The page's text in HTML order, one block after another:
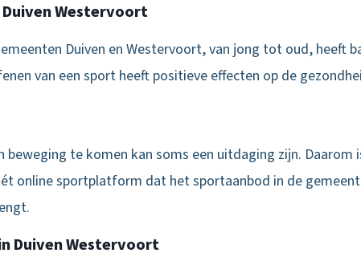
Westervoort
Duiven en Westervoort, van jong tot oud, heeft
van een sport heeft positieve effecten op de
beweging te komen kan soms een uitdaging zijn. Daarom
online sportplatform dat het sportaanbod in de
Duiven Westervoort